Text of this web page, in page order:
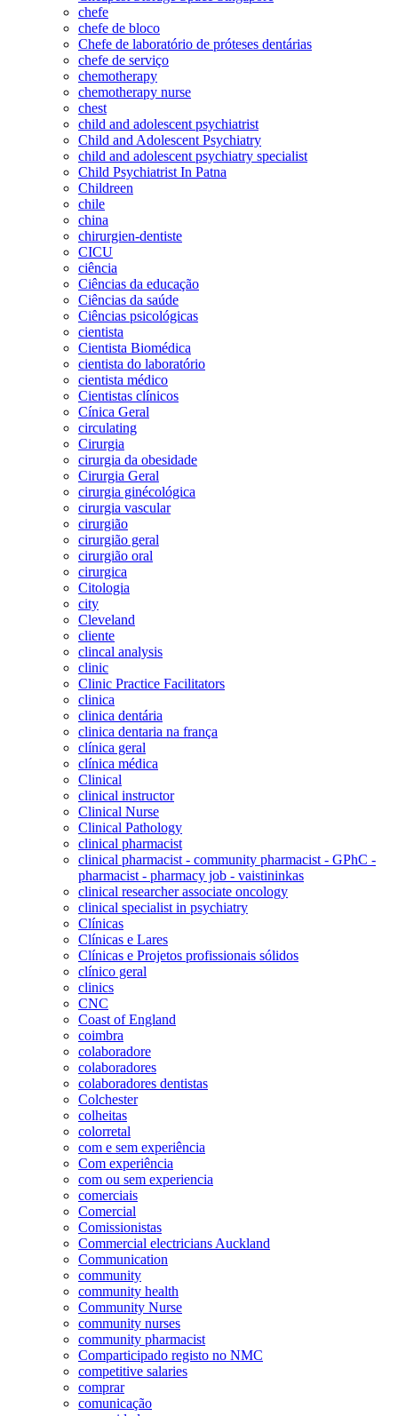
chefe
chefe de bloco
Chefe de laboratório de próteses dentárias
chefe de serviço
chemotherapy
chemotherapy nurse
chest
child and adolescent psychiatrist
Child and Adolescent Psychiatry
child and adolescent psychiatry specialist
Child Psychiatrist In Patna
Childreen
chile
china
chirurgien-dentiste
CICU
ciência
Ciências da educação
Ciências da saúde
Ciências psicológicas
cientista
Cientista Biomédica
cientista do laboratório
cientista médico
Cientistas clínicos
Cínica Geral
circulating
Cirurgia
cirurgia da obesidade
Cirurgia Geral
cirurgia ginécológica
cirurgia vascular
cirurgião
cirurgião geral
cirurgião oral
cirurgica
Citologia
city
Cleveland
cliente
clincal analysis
clinic
Clinic Practice Facilitators
clinica
clinica dentária
clinica dentaria na frança
clínica geral
clínica médica
Clinical
clinical instructor
Clinical Nurse
Clinical Pathology
clinical pharmacist
clinical pharmacist - community pharmacist - GPhC -
pharmacist - pharmacy job - vaistininkas
clinical researcher associate oncology
clinical specialist in psychiatry
Clínicas
Clínicas e Lares
Clínicas e Projetos profissionais sólidos
clínico geral
clinics
CNC
Coast of England
coimbra
colaboradore
colaboradores
colaboradores dentistas
Colchester
colheitas
colorretal
com e sem experiência
Com experiência
com ou sem experiencia
comerciais
Comercial
Comissionistas
Commercial electricians Auckland
Communication
community
community health
Community Nurse
community nurses
community pharmacist
Comparticipado registo no NMC
competitive salaries
comprar
comunicação